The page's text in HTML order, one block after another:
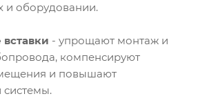
и оборудовании.
- упрощают монтаж и
компенсируют
и повышают
системы.